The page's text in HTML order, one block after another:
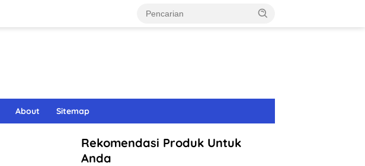
About Sitemap
Rekomendasi Produk Untuk
Anda